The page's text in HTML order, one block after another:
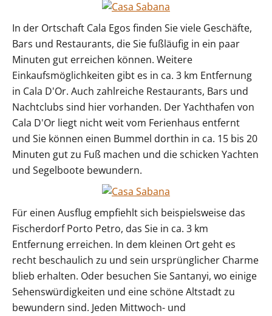
In der Ortschaft Cala Egos finden Sie viele Geschäfte,
Bars und Restaurants, die Sie fußläufig in ein paar
Minuten gut erreichen können. Weitere
Einkaufsmöglichkeiten gibt es in ca. 3 km Entfernung
in Cala D'Or. Auch zahlreiche Restaurants, Bars und
Nachtclubs sind hier vorhanden. Der Yachthafen von
Cala D'Or liegt nicht weit vom Ferienhaus entfernt
und Sie können einen Bummel dorthin in ca. 15 bis 20
Minuten gut zu Fuß machen und die schicken Yachten
und Segelboote bewundern.
Für einen Ausflug empfiehlt sich beispielsweise das
Fischerdorf Porto Petro, das Sie in ca. 3 km
Entfernung erreichen. In dem kleinen Ort geht es
recht beschaulich zu und sein ursprünglicher Charme
blieb erhalten. Oder besuchen Sie Santanyi, wo einige
Sehenswürdigkeiten und eine schöne Altstadt zu
bewundern sind. Jeden Mittwoch- und